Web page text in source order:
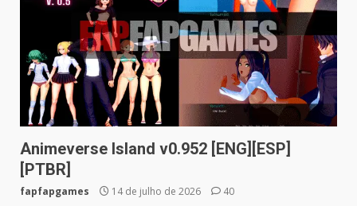
Animeverse Island v0.952 [ENG][ESP]
[PTBR]
fapfapgames 14 de julho de 2026 40